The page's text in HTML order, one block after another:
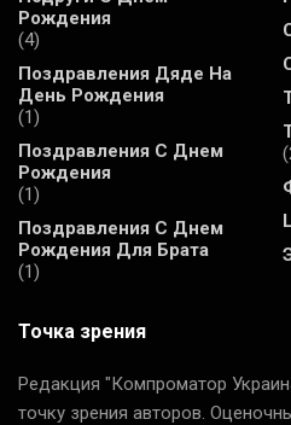
Рождения
(4)
Поздравления Дяде На
День Рождения
(1)
Поздравления С Днем
Рождения
(1)
Поздравления С Днем
Рождения Для Брата
(1)
Точка зрения
Редакция "Компроматор
точку зрения авторов.